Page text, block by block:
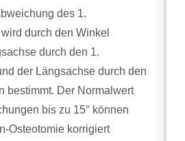
des 1.
durch den Winkel
durch den 1.
der Längsachse durch den
bestimmt. Der Normalwert
bis zu 15° können
Osteotomie korrigiert